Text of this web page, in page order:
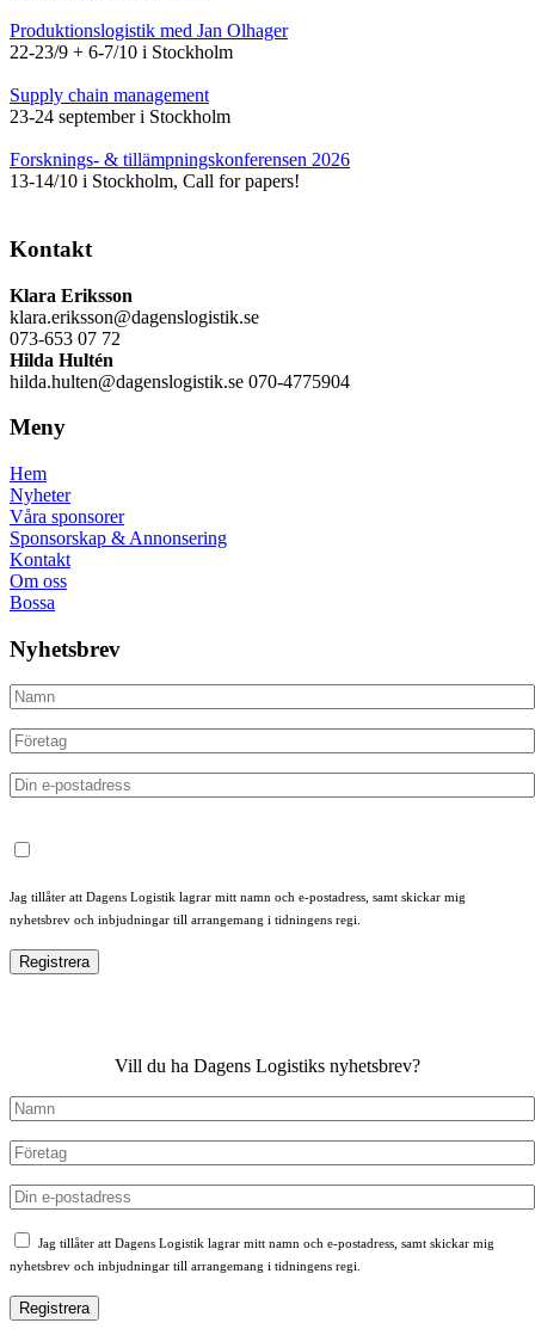
Produktionslogistik med Jan Olhager
22-23/9 + 6-7/10 i Stockholm
Supply chain management
23-24 september i Stockholm
Forsknings- & tillämpningskonferensen 2026
13-14/10 i Stockholm, Call for papers!
Kontakt
Klara Eriksson
klara.eriksson@dagenslogistik.se
073-653 07 72
Hilda Hultén
hilda.hulten@dagenslogistik.se 070-4775904
Meny
Hem
Nyheter
Våra sponsorer
Sponsorskap & Annonsering
Kontakt
Om oss
Bossa
Nyhetsbrev
Jag tillåter att Dagens Logistik lagrar mitt namn och e-postadress, samt skickar mig
nyhetsbrev och inbjudningar till arrangemang i tidningens regi.
Vill du ha Dagens Logistiks nyhetsbrev?
Jag tillåter att Dagens Logistik lagrar mitt namn och e-postadress, samt skickar mig
nyhetsbrev och inbjudningar till arrangemang i tidningens regi.